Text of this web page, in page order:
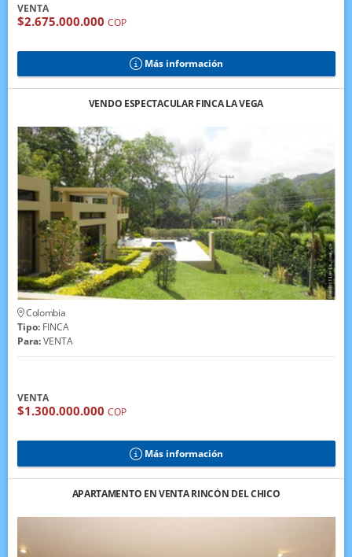
VENTA
$2.675.000.000 COP
Más información
VENDO ESPECTACULAR FINCA LA VEGA
Colombia
Tipo:FINCA
Para:VENTA
VENTA
$1.300.000.000 COP
Más información
APARTAMENTO EN VENTA RINCÓN DEL CHICO